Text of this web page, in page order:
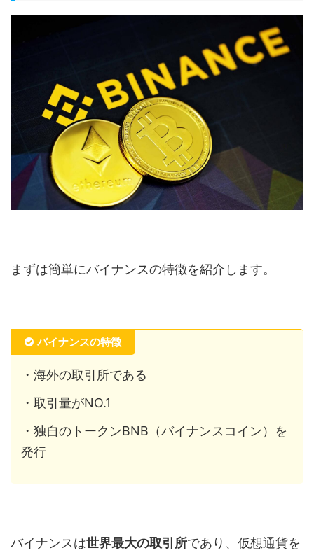
まずは簡単にバイナンスの特徴を紹介します。
バイナンスの特徴
・海外の取引所である
・取引量がNO.1
・独自のトークンBNB（バイナンスコイン）を
発行
バイナンスは世界最大の取引所であり、仮想通貨を